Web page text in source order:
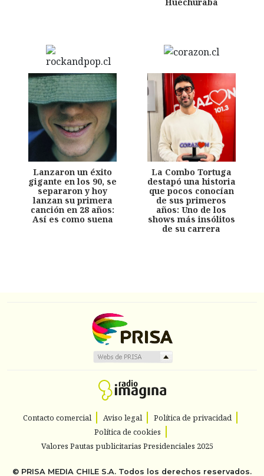
Huechuraba
Lanzaron un éxito
gigante en los 90, se
separaron y hoy
lanzan su primera
canción en 28 años:
Así es como suena
La Combo Tortuga
destapó una historia
que pocos conocían
de sus primeros
años: Uno de los
shows más insólitos
de su carrera
Contacto comercial Aviso legal
Política de privacidad
Política de cookies
Valores Pautas publicitarias Presidenciales 2025
© PRISA MEDIA CHILE S.A. Todos los derechos reservados.